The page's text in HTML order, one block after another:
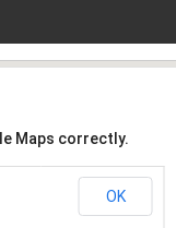
Maps correctly.
OK